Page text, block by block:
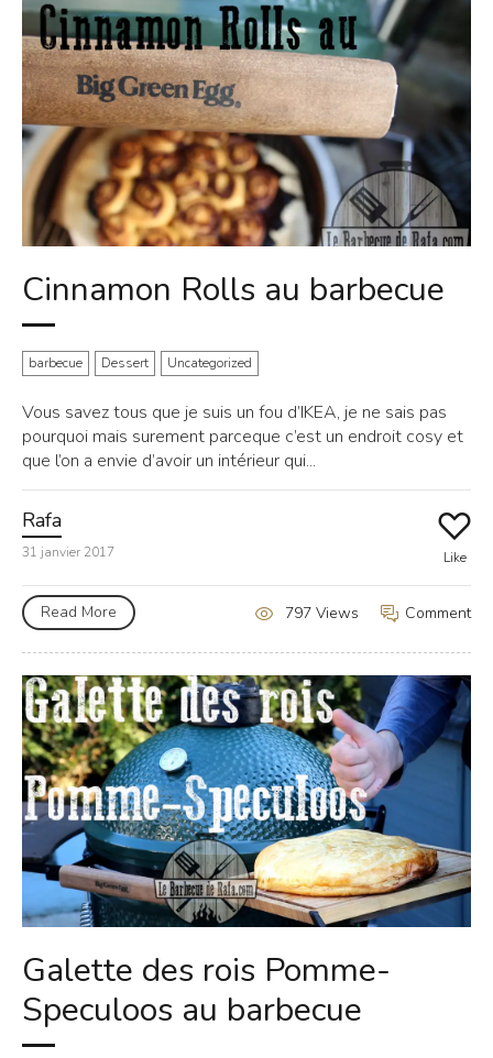
Cinnamon Rolls au barbecue
barbecue Dessert Uncategorized
Vous savez tous que je suis un fou d’IKEA, je ne sais pas
pourquoi mais surement parceque c’est un endroit cosy et
que l’on a envie d’avoir un intérieur qui...
Rafa
31 janvier 2017 Like
Read More Comment
797 Views
Galette des rois Pomme-
Speculoos au barbecue